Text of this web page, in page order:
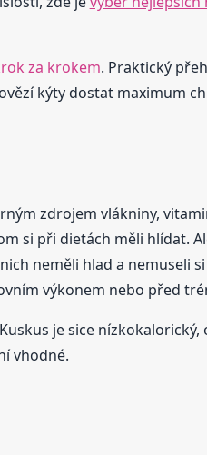
za krokem. Praktický
kýty dostat maximum
zdrojem vlákniny,
si při dietách měli hlídat.
neměli hlad a nemuseli
výkonem nebo před
je sice nízkokalorický,
vhodné.